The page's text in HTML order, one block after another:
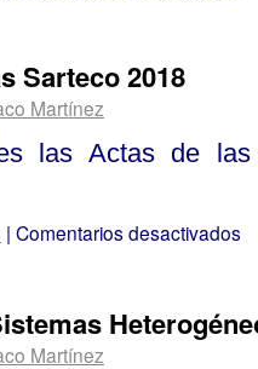
Sarteco 2018
Martínez
las Actas de
| Comentarios desactivados
Martínez